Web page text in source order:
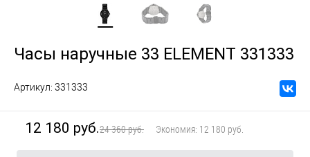
Часы наручные 33 ELEMENT 331333
Артикул: 331333
24 360 руб. Экономия: 12 180 руб.
12 180 руб.